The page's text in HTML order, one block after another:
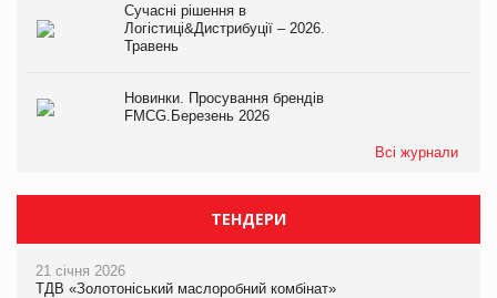
Сучасні рішення в
Логістиці&Дистрибуції – 2026.
Травень
Новинки. Просування брендів
FMCG.Березень 2026
Всі журнали
ТЕНДЕРИ
21 січня 2026
ТДВ «Золотоніський маслоробний комбінат»